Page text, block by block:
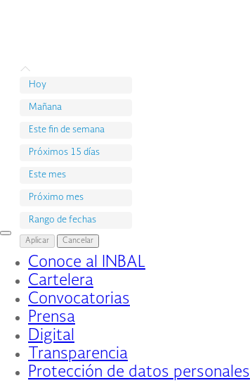
Interruptor
de
Navegación
Conoce al INBAL
Cartelera
Convocatorias
Prensa
Digital
Transparencia
Protección de datos personales
Hoy
Mañana
Este fin de semana
Próximos 15 días
Este mes
Próximo mes
Rango de fechas
Aplicar Cancelar